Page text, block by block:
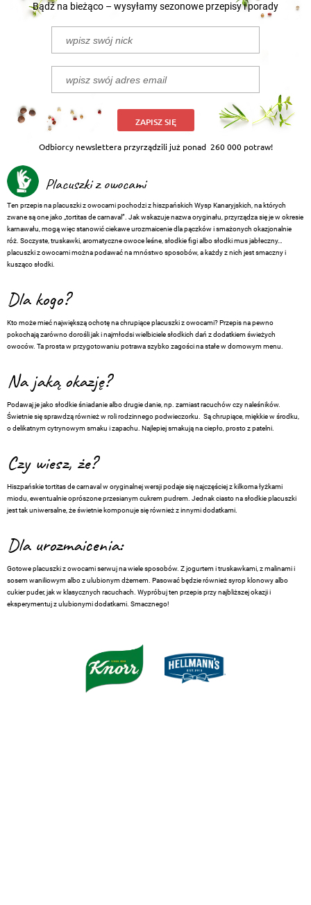
Bądź na bieżąco – wysyłamy sezonowe przepisy i porady
ZAPISZ SIĘ
Odbiorcy newslettera przyrządzili już ponad 260 000 potraw!
Placuszki z owocami
Ten przepis na placuszki z owocami pochodzi z hiszpańskich Wysp Kanaryjskich, na których
zwane są one jako „tortitas de carnaval”. Jak wskazuje nazwa oryginału, przyrządza się je w okresie
karnawału, mogą więc stanowić ciekawe urozmaicenie dla pączków i smażonych okazjonalnie
róż. Soczyste, truskawki, aromatyczne owoce leśne, słodkie figi albo słodki mus jabłeczny…
placuszki z owocami można podawać na mnóstwo sposobów, a każdy z nich jest smaczny i
kusząco słodki.
Dla kogo?
Kto może mieć największą ochotę na chrupiące placuszki z owocami? Przepis na pewno
pokochają zarówno dorośli jak i najmłodsi wielbiciele słodkich dań z dodatkiem świeżych
owoców. Ta prosta w przygotowaniu potrawa szybko zagości na stałe w domowym menu.
Na jaką okazję?
Podawaj je jako słodkie śniadanie albo drugie danie, np. zamiast racuchów czy naleśników.
Świetnie się sprawdzą również w roli rodzinnego podwieczorku. Są chrupiące, miękkie w środku,
o delikatnym cytrynowym smaku i zapachu. Najlepiej smakują na ciepło, prosto z patelni.
Czy wiesz, że?
Hiszpańskie tortitas de carnaval w oryginalnej wersji podaje się najczęściej z kilkoma łyżkami
miodu, ewentualnie oprószone przesianym cukrem pudrem. Jednak ciasto na słodkie placuszki
jest tak uniwersalne, że świetnie komponuje się również z innymi dodatkami.
Dla urozmaicenia:
Gotowe placuszki z owocami serwuj na wiele sposobów. Z jogurtem i truskawkami, z malinami i
sosem waniliowym albo z ulubionym dżemem. Pasować będzie również syrop klonowy albo
cukier puder, jak w klasycznych racuchach. Wypróbuj ten przepis przy najbliższej okazji i
eksperymentuj z ulubionymi dodatkami. Smacznego!